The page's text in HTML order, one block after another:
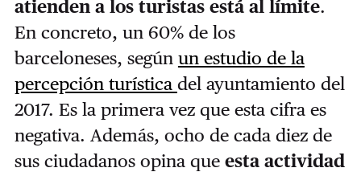
atienden a los turistas está al límite.
En concreto, un 60% de los
barceloneses, según un estudio de la
percepción turística del ayuntamiento del
2017. Es la primera vez que esta cifra es
negativa. Además, ocho de cada diez de
sus ciudadanos opina que esta actividad